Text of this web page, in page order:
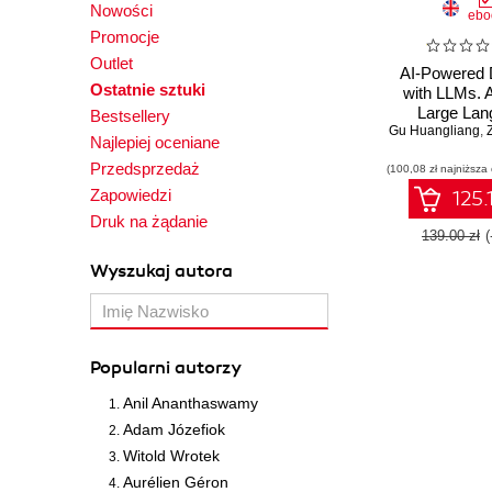
Nowości
Promocje
Outlet
Ostatnie sztuki
Bestsellery
Najlepiej oceniane
Przedsprzedaż
Zapowiedzi
Druk na żądanie
Wyszukaj autora
Popularni autorzy
Anil Ananthaswamy
Adam Józefiok
Witold Wrotek
Aurélien Géron
AI-Powered
with LLMs.
Large
Models to
Gu Huangliang,
(100,08 zł
139.00 zł